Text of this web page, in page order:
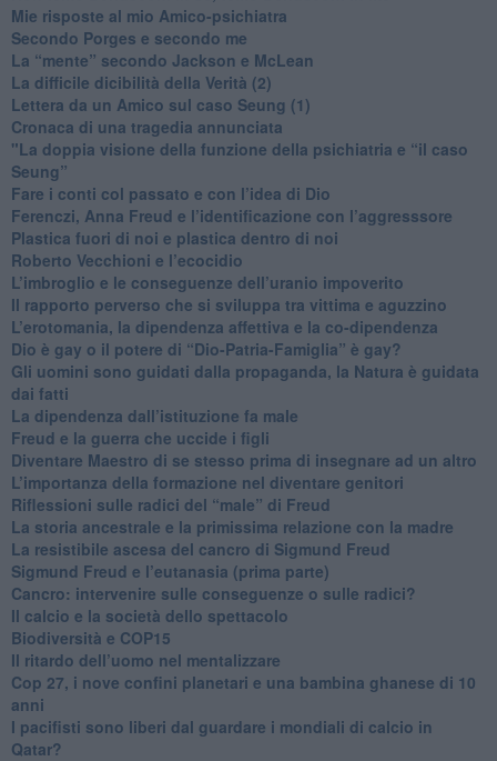
​Mie risposte al mio Amico-psichiatra
​Secondo Porges e secondo me
​La “mente” secondo Jackson e McLean
La difficile dicibilità della Verità (2)
​Lettera da un Amico sul caso Seung (1)
​Cronaca di una tragedia annunciata
"​La doppia visione della funzione della psichiatria e “il caso
Seung”
​Fare i conti col passato e con l’idea di Dio
​Ferenczi, Anna Freud e l’identificazione con l’aggresssore
Plastica fuori di noi e plastica dentro di noi
​Roberto Vecchioni e l’ecocidio
​L’imbroglio e le conseguenze dell’uranio impoverito
​Il rapporto perverso che si sviluppa tra vittima e aguzzino
L’erotomania, la dipendenza affettiva e la co-dipendenza
​Dio è gay o il potere di “Dio-Patria-Famiglia” è gay?
​Gli uomini sono guidati dalla propaganda, la Natura è guidata
dai fatti
La dipendenza dall’istituzione fa male
​Freud e la guerra che uccide i figli
​Diventare Maestro di se stesso prima di insegnare ad un altro
L’importanza della formazione nel diventare genitori
Riflessioni sulle radici del “male” di Freud
​La storia ancestrale e la primissima relazione con la madre
​La resistibile ascesa del cancro di Sigmund Freud
Sigmund Freud e l’eutanasia (prima parte)
Cancro: intervenire sulle conseguenze o sulle radici?
​Il calcio e la società dello spettacolo
Biodiversità e COP15
​Il ritardo dell’uomo nel mentalizzare
​Cop 27, i nove confini planetari e una bambina ghanese di 10
anni
​I pacifisti sono liberi dal guardare i mondiali di calcio in
Qatar?